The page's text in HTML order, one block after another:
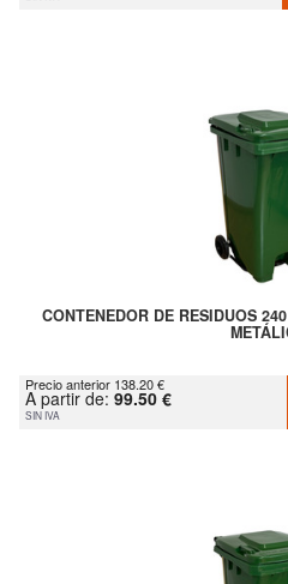
CONTENEDOR DE RESIDUOS
Precio anterior 138.20 €
A partir de: 99.50 €
SIN IVA